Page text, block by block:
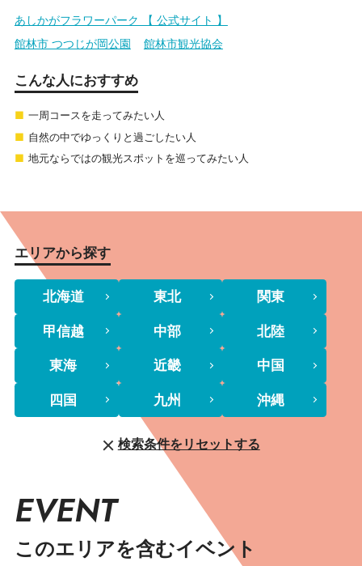
あしかがフラワーパーク 【 公式サイト 】
館林市 つつじが岡公園
館林市観光協会
こんな人におすすめ
一周コースを走ってみたい人
自然の中でゆっくりと過ごしたい人
地元ならではの観光スポットを巡ってみたい人
エリアから探す
北海道 東北 関東
甲信越 中部 北陸
東海 近畿 中国
四国 九州 沖縄
検索条件をリセットする
EVENT
このエリアを含むイベント